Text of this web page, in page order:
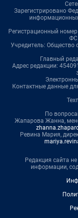
Зарегистрировано
Регистрационный
ФС
Учредитель: Общество
Главный
Адрес редакции:
Контактные данные
По
Жапарова Жанна,
Ревина Мария,
Редакция сайта
информации,